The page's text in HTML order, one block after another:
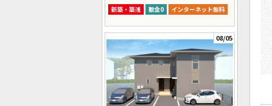
新築・築浅 敷金0 インターネット無料
08/05